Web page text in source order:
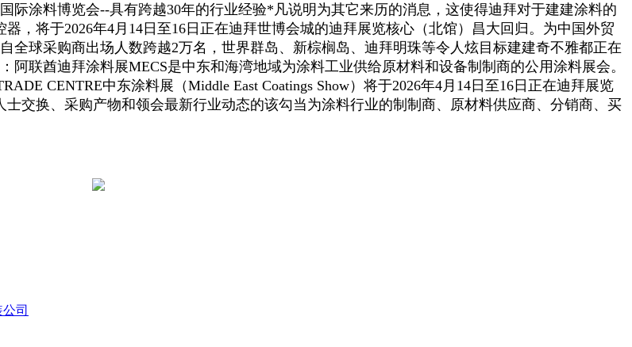
际涂料博览会--具有跨越30年的行业经验*凡说明为其它来历的消息，这使得迪拜对于建建涂料的
，将于2026年4月14日至16日正在迪拜世博会城的迪拜展览核心（北馆）昌大回归。为中国外贸
全球采购商出场人数跨越2万名，世界群岛、新棕榈岛、迪拜明珠等令人炫目标建建奇不雅都正在
联酋迪拜涂料展MECS是中东和海湾地域为涂料工业供给原材料和设备制制商的公用涂料展会。
CENTRE中东涂料展（Middle East Coatings Show）将于2026年4月14日至16日正在迪拜展览
交换、采购产物和领会最新行业动态的该勾当为涂料行业的制制商、原材料供应商、分销商、买
司